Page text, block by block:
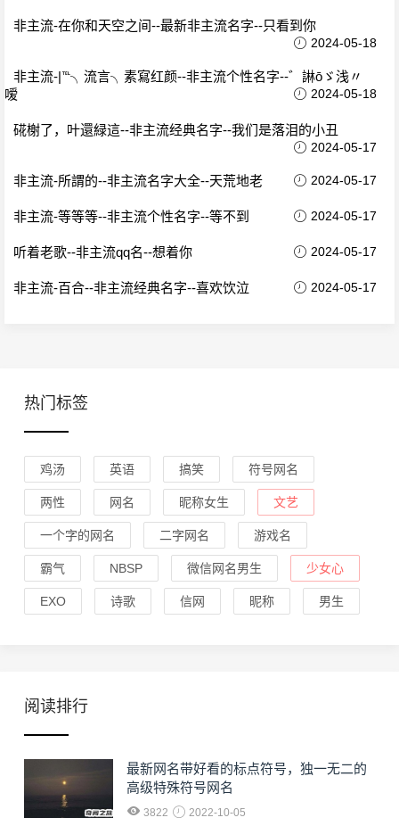
非主流-在你和天空之间--最新非主流名字--只看到你
2024-05-18
非主流-|℡╮流言╮素寫红颜--非主流个性名字--゛諃ōゞ浅〃
嗳
2024-05-18
硴榭了，叶還緑這--非主流经典名字--我们是落泪的小丑
2024-05-17
非主流-所謂的--非主流名字大全--天荒地老 2024-05-17
非主流-等等等--非主流个性名字--等不到 2024-05-17
听着老歌--非主流qq名--想着你 2024-05-17
非主流-百合--非主流经典名字--喜欢饮泣 2024-05-17
热门标签
鸡汤 英语 搞笑 符号网名
两性 网名 昵称女生 文艺
一个字的网名 二字网名 游戏名
霸气 NBSP 微信网名男生 少女心
EXO 诗歌 信网 昵称 男生
阅读排行
最新网名带好看的标点符号，独一无二的
高级特殊符号网名
3822 2022-10-05